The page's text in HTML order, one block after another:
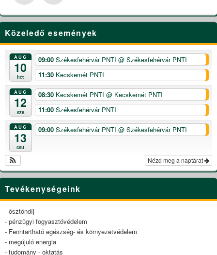
Közeledő események
AUG
10
hét
09:00 Székesfehérvár PNTI @ Székesfehérvár PNTI
11:30 Kecskemét PNTI
AUG
12
sze
08:30 Kecskemét PNTI @ Kecskemét PNTI
11:00 Székesfehérvár PNTI
AUG
13
csü
09:00 Székesfehérvár PNTI @ Székesfehérvár PNTI
Nézd meg a naptárat
Tevékenységeink
- ösztöndíj
- pénzügyi fogyasztóvédelem
- Fenntartható egészség- és környezetvédelem
- megújuló energia
- tudomány - oktatás